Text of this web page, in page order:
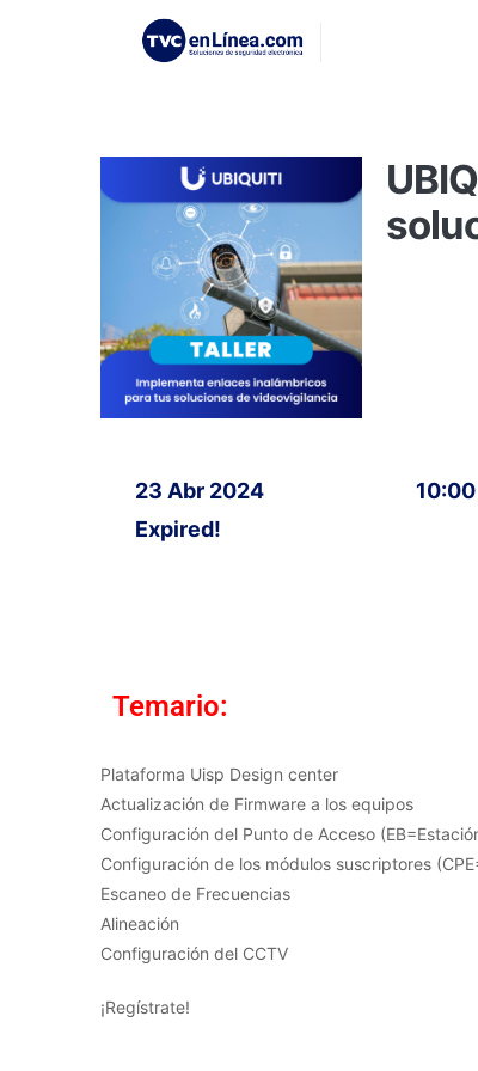
23 Abr 2024
Expired!
Temario:
Plataforma Uisp Design center
Actualización de Firmware a los equipos
Configuración del Punto de Acceso
Configuración de los módulos suscriptores
Escaneo de Frecuencias
Alineación
Configuración del CCTV
¡Regístrate!